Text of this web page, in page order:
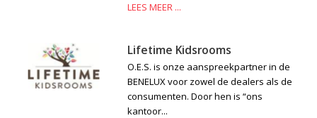
LEES MEER ...
Lifetime Kidsrooms
O.E.S. is onze aanspreekpartner in de
BENELUX voor zowel de dealers als de
consumenten. Door hen is “ons
kantoor...